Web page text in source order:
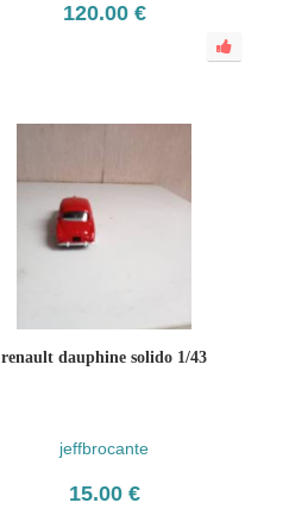
120.00 €
renault dauphine solido 1/43
jeffbrocante
15.00 €